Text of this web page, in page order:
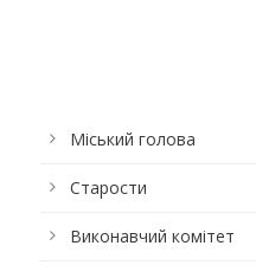
Міський голова
Старости
Виконавчий комітет